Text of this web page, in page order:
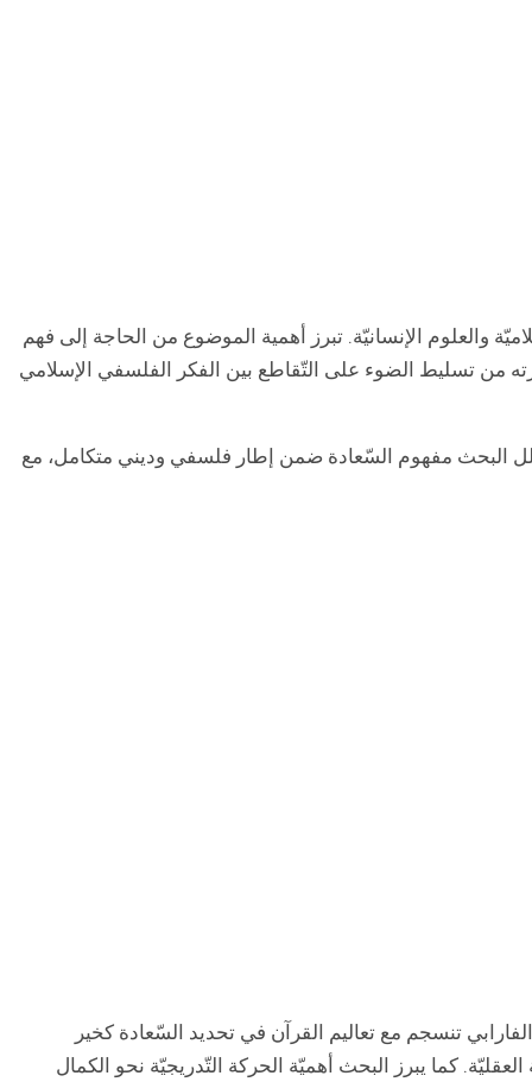
والعلوم الإنسانيّة. تبرز أهمية الموضوع من الحاجة إلى فهم
من تسليط الضوء على التّقاطع بين الفكر الفلسفي الإسلامي
البحث مفهوم السّعادة ضمن إطار فلسفي وديني متكامل، مع
تنسجم مع تعاليم القرآن في تحديد السّعادة كخير
كما يبرز البحث أهميّة الحركة التّدريجيّة نحو الكمال